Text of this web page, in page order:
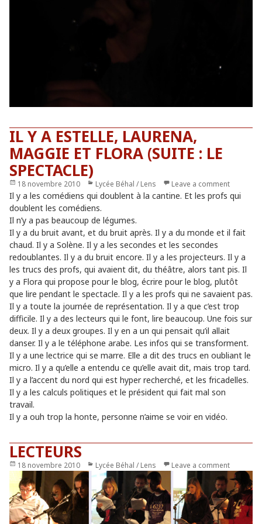
IL Y A ESTELLE, LAURENA,
MAGGIE ET FLORA (SUITE : LE
SPECTACLE)
Publié
le
18 novembre 2010 Catégories
Lycée Béhal / Lens Leave a comment
Il y a les comédiens qui doublent à la cantine. Et les profs qui
doublent les comédiens.
Il n’y a pas beaucoup de légumes.
Il y a du bruit avant, et du bruit après. Il y a du monde et il fait
chaud. Il y a Solène. Il y a les secondes et les secondes
redoublantes. Il y a du bruit encore. Il y a les projecteurs. Il y a
les trucs des profs, qui avaient dit, du théâtre, alors tant pis. Il
y a Flora qui propose pour le blog, écrire pour le blog, plutôt
que lire pendant le spectacle. Il y a les profs qui ne savaient pas.
Il y a toute la journée de représentation. Il y a que c’est trop
difficile. Il y a des lecteurs qui le font, lire beaucoup. Une fois sur
deux. Il y a deux groupes. Il y en a un qui pensait qu’il allait
danser. Il y a le téléphone arabe. Les infos qui se transforment.
Il y a une lectrice qui se marre. Elle a dit des trucs en oubliant le
micro. Il y a qu’elle a entendu ce qu’elle avait dit, mais trop tard.
Il y a l’accent du nord qui est hyper recherché, et les fricadelles.
Il y a les calculs politiques et le président qui fait mal son
travail.
Il y a ouh trop la honte, personne n’aime se voir en vidéo.
LECTEURS
Publié
le
18 novembre 2010 Catégories
Lycée Béhal / Lens Leave a comment